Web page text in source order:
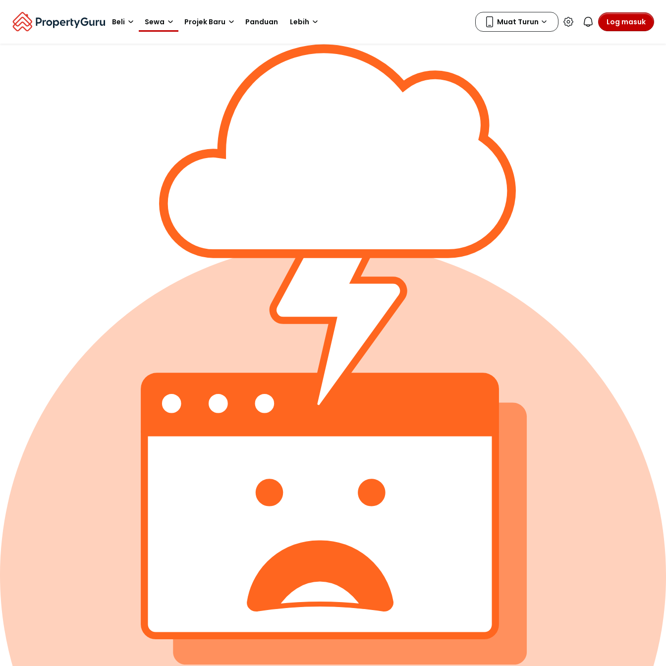
Beli Sewa Projek Baru Panduan Lebih Log masuk